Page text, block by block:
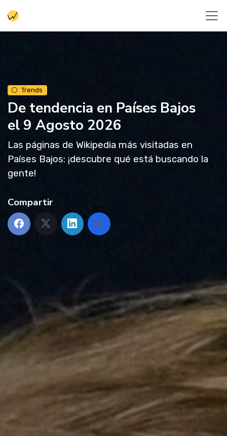
Trends
De tendencia en Países Bajos
el 9 Agosto 2026
Las páginas de Wikipedia más visitadas en
Países Bajos: ¡descubre qué está buscando la
gente!
Compartir